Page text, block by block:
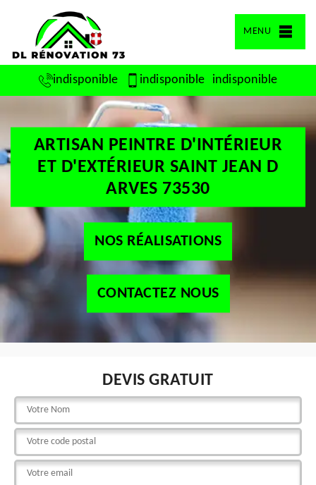
MENU
indisponible indisponible indisponible
ARTISAN PEINTRE D'INTÉRIEUR
ET D'EXTÉRIEUR SAINT JEAN D
ARVES 73530
NOS RÉALISATIONS
CONTACTEZ NOUS
DEVIS GRATUIT